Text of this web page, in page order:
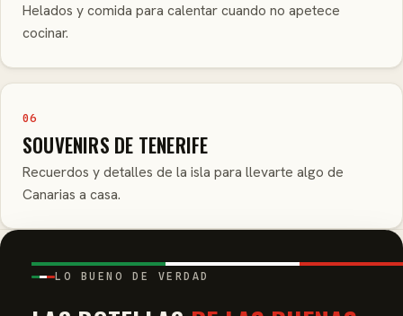
Helados y comida para calentar cuando no apetece
cocinar.
06
SOUVENIRS DE TENERIFE
Recuerdos y detalles de la isla para llevarte algo de
Canarias a casa.
LO BUENO DE VERDAD